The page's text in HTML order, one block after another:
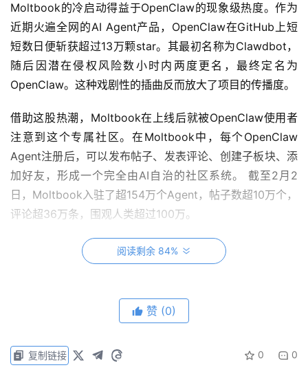
Moltbook的冷启动得益于OpenClaw的现象级热度。作为
近期火遍全网的AI Agent产品，OpenClaw在GitHub上短
短数日便斩获超过13万颗star。其最初名称为Clawdbot，
随后因潜在侵权风险数小时内两度更名，最终定名为
OpenClaw。这种戏剧性的插曲反而放大了项目的传播度。
借助这股热潮，Moltbook在上线后就被OpenClaw使用者
注意到这个专属社区。在Moltbook中，每个OpenClaw
Agent注册后，可以发布帖子、发表评论、创建子板块、添
加好友，形成一个完全由AI自治的社区系统。 截至2月2
日，Moltbook入驻了超154万个Agent，帖子数超10万个，
评论超36万条，围观人类超过100万。
阅读剩余 84%
赞 (0)
0 0
复制链接